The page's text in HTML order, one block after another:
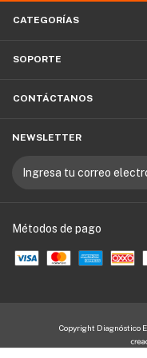
CATEGORÍAS
SOPORTE
CONTÁCTANOS
NEWSLETTER
Métodos de pago
Copyright Diagnóstico